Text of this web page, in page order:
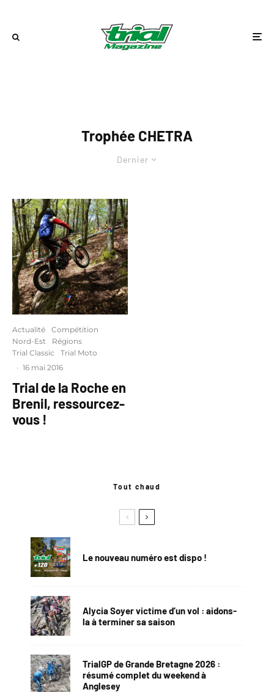
Trophée CHETRA
Dernier
Actualité
Compétition
Nord-Est
Régions
Trial Classic
Trial Moto
· 16 mai 2016
Trial de la Roche en
Brenil, ressourcez-
vous !
Tout chaud
Le nouveau numéro est dispo !
Alycia Soyer victime d’un vol : aidons-
la à terminer sa saison
TrialGP de Grande Bretagne 2026 :
résumé complet du weekend à
Anglesey